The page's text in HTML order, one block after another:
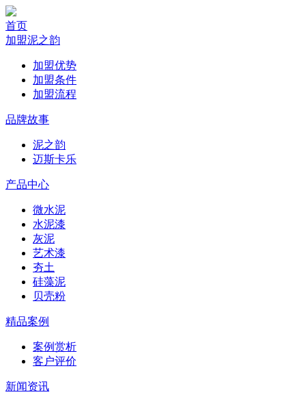
首页
加盟泥之韵
加盟优势
加盟条件
加盟流程
品牌故事
泥之韵
迈斯卡乐
产品中心
微水泥
水泥漆
灰泥
艺术漆
夯土
硅藻泥
贝壳粉
精品案例
案例赏析
客户评价
新闻资讯